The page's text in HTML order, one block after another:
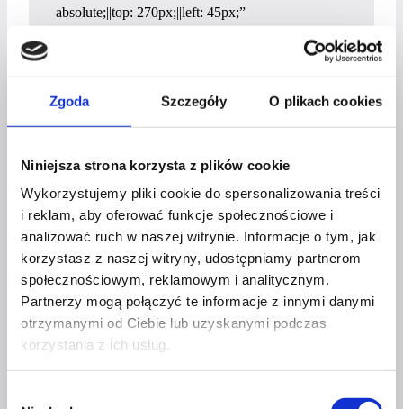
Zgoda Szczegóły O plikach cookies
Niniejsza strona korzysta z plików cookie
Wykorzystujemy pliki cookie do spersonalizowania treści
i reklam, aby oferować funkcje społecznościowe i
analizować ruch w naszej witrynie. Informacje o tym, jak
korzystasz z naszej witryny, udostępniamy partnerom
społecznościowym, reklamowym i analitycznym.
Partnerzy mogą połączyć te informacje z innymi danymi
otrzymanymi od Ciebie lub uzyskanymi podczas
korzystania z ich usług.
absolute;||top: 270px;||left: 45px;”
OBSERWUJ NAS
Transmisje na Żywo
Najpopularniejsze medium, które najbardziej nas
angażuje. Idealne miejsce do budowania relacji z
odbiorcami, budowania marki oraz sprzedaży.
[et_pb_wc_images _builder_version=”4.20.4″
_module_preset=”default”
global_colors_info=”{}”][/et_pb_wc_images]
[et_pb_wc_title _builder_version=”4.20.4″
_module_preset=”default”